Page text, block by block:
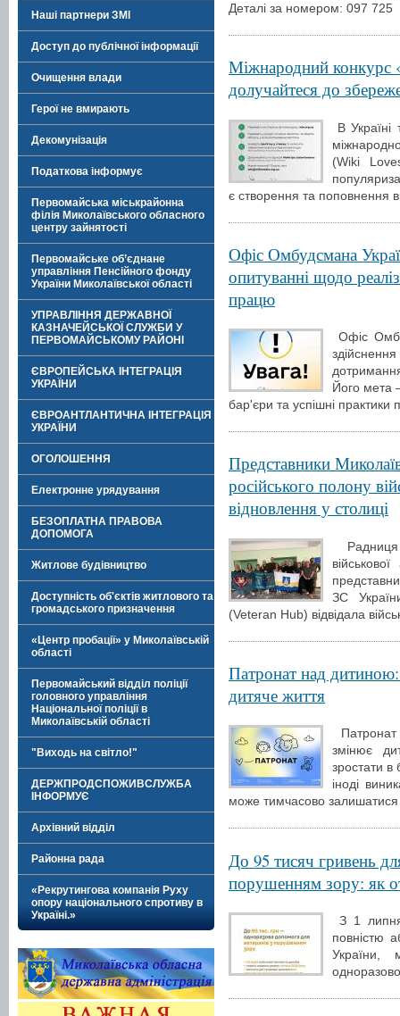
Наші партнери ЗМІ
Доступ до публічної інформації
Очищення влади
Герої не вмирають
Декомунізація
Податкова інформує
Первомайська міськрайонна
філія Миколаївського обласного
центру зайнятості
Первомайське об’єднане
управління Пенсійного фонду
України Миколаївської області
УПРАВЛІННЯ ДЕРЖАВНОЇ
КАЗНАЧЕЙСЬКОЇ СЛУЖБИ У
ПЕРВОМАЙСЬКОМУ РАЙОНІ
ЄВРОПЕЙСЬКА ІНТЕГРАЦІЯ
УКРАЇНИ
ЄВРОАНТЛАНТИЧНА ІНТЕГРАЦІЯ
УКРАЇНИ
ОГОЛОШЕННЯ
Електронне урядування
БЕЗОПЛАТНА ПРАВОВА
ДОПОМОГА
Житлове будівництво
Доступність об'єктів житлового та
громадського призначення
«Центр пробації» у Миколаївській
області
Первомайський відділ поліції
головного управління
Національної поліції в
Миколаївській області
"Виходь на світло!"
ДЕРЖПРОДСПОЖИВСЛУЖБА
ІНФОРМУЄ
Архівний відділ
Районна рада
«Рекрутингова компанія Руху
опору національного спротиву в
Україні.»
Деталі за номером: 097 725
Міжнародний конкурс
долучайтеся до
В Україні
(Wiki
є створення та поповнення
Офіс Омбудсмана
опитуванні щодо
працю
Офіс
Його мета
бар'єри та успішні
Представники
російського полону
відновлення у столиці
Радниця
ЗС
(Veteran Hub) відвідала
Патронат над
дитяче життя
змінює
зростати
іноді
може тимчасово залишатися
До 95 тисяч гривень
порушенням зору: як
З 1
повністю
України,